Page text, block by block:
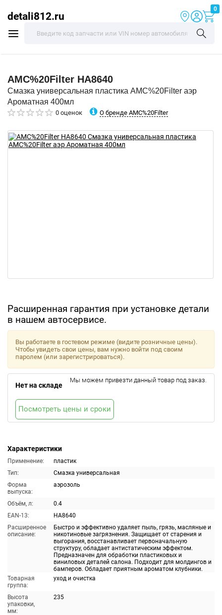
detali812.ru
0
AMC%20Filter HA8640
Смазка универсальная пластика AMC%20Filter аэр
Ароматная 400мл
0 оценок О бренде AMC%20Filter
Расширенная гарантия при установке детали
в нашем автосервисе.
Характеристики
Применение:
пластик
Тип:
Смазка универсальная
Форма
выпуска:
аэрозоль
Объём, л:
0.4
EAN-13:
HA8640
Расширенное
описание:
Быстро и эффективно удаляет пыль, грязь, масляные и
никотиновые загрязнения. Защищает от старения и
выгорания, восстанавливает первоначальную
структуру, обладает антистатическим эффектом.
Предназначен для обработки пластиковых и
виниловых деталей салона. Подходит для молдингов и
бамперов. Обладает приятным ароматом клубники.
Товарная
группа:
уход и очистка
Высота
упаковки,
мм:
235
Вы работаете в гостевом режиме (видите розничные цены).
Чтобы увидеть свои цены, вам нужно войти под своим
паролем (или зарегистрироваться).
Нет на складе
Мы можем привезти данный товар под заказ.
Посмотреть цены и сроки